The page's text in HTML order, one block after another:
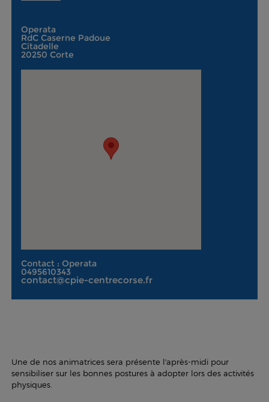
Operata
RdC Caserne Padoue
Citadelle
20250 Corte
Contact : Operata
0495610343
contact@cpie-centrecorse.fr
Une de nos animatrices sera présente l'après-midi pour
sensibiliser sur les bonnes postures à adopter lors des activités
physiques.